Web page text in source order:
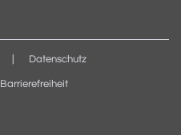
Datenschutz
Barrierefreiheit